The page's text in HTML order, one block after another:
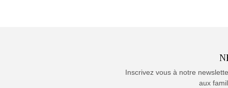
Inscrivez vous à notre
aux